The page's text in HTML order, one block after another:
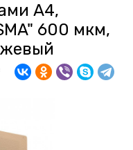
А4,
600 мкм,